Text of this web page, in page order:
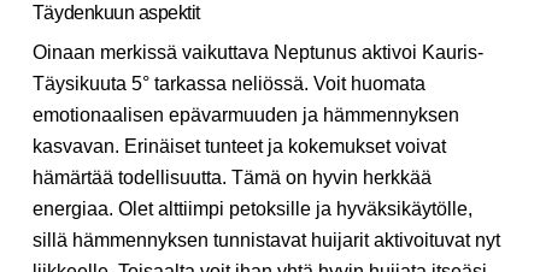
Täydenkuun aspektit
Oinaan merkissä vaikuttava Neptunus aktivoi Kauris-
Täysikuuta 5° tarkassa neliössä. Voit huomata
emotionaalisen epävarmuuden ja hämmennyksen
kasvavan. Erinäiset tunteet ja kokemukset voivat
hämärtää todellisuutta. Tämä on hyvin herkkää
energiaa. Olet alttiimpi petoksille ja hyväksikäytölle,
sillä hämmennyksen tunnistavat huijarit aktivoituvat nyt